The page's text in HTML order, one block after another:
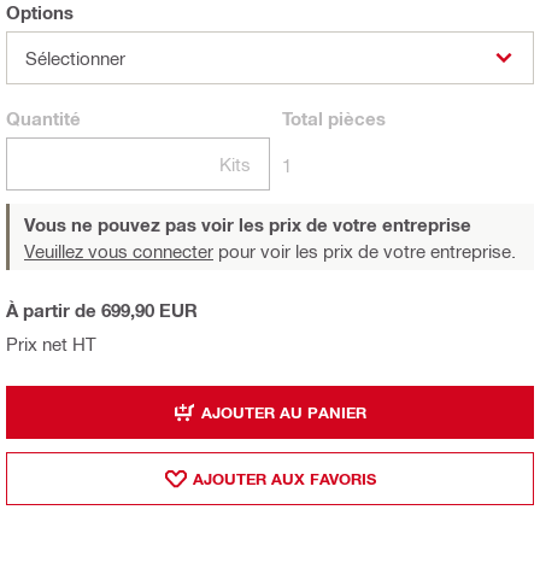
Options
Sélectionner
Quantité
Kits
Total pièces
1
Vous ne pouvez pas voir les prix de votre entreprise
Veuillez vous connecter pour voir les prix de votre entreprise.
Prix net HT
À partir de 699,90 EUR
AJOUTER AU PANIER
AJOUTER AUX FAVORIS